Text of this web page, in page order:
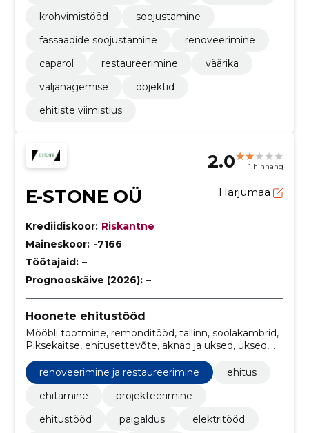
krohvimistööd
soojustamine
fassaadide soojustamine
renoveerimine
caparol
restaureerimine
väärika
väljanägemise
objektid
ehitiste viimistlus
2.0 1 hinnang
E-STONE OÜ Harjumaa
Krediidiskoor: Riskantne
Maineskoor: -7166
Töötajaid: –
Prognooskäive (2026): –
Hoonete ehitustööd
Mööbli tootmine, remonditööd, tallinn, soolakambrid,
Piksekaitse, ehitusettevõte, aknad ja uksed, uksed,
aknad, renoveerimine ja restaureerimine
renoveerimine ja restaureerimine
ehitus
ehitamine
projekteerimine
ehitustööd
paigaldus elektritööd